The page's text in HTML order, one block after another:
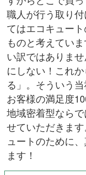
職人が行う取り
てはエコキュー
ものと考えてい
い訳ではありま
にしない！これ
る」。そういう
お客様の満足度
地域密着型なら
せていただきま
ュートのために
ます！